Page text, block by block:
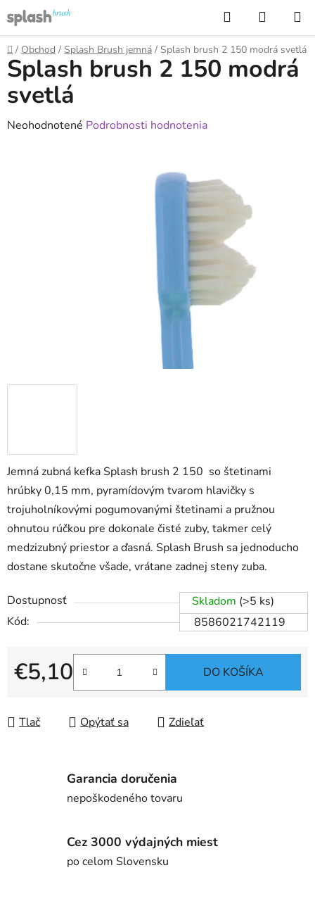
Prejsť
na
obsah
Hľadať
KOŠÍK
Domov
/ Obchod / Splash Brush jemná / Splash brush 2 150 modrá svetlá
Jemná zubná kefka Splash brush 2 150 so štetinami
hrúbky 0,15 mm, pyramídovým tvarom hlavičky s
trojuholníkovými pogumovanými štetinami a pružnou
ohnutou rúčkou pre dokonale čisté zuby, takmer celý
medzizubný priestor a ďasná. Splash Brush sa jednoducho
dostane skutočne všade, vrátane zadnej steny zuba.
Dostupnosť Skladom (>5 ks)
Kód:
8586021742119
€5,10
Jednotková cena:
DO KOŠÍKA
Tlač Opýtať sa Zdieľať
Splash brush 2 150 modrá
svetlá
Priemerné
Neohodnotené Podrobnosti hodnotenia
Garancia doručenia
nepoškodeného tovaru
Cez 3000 výdajných miest
po celom Slovensku